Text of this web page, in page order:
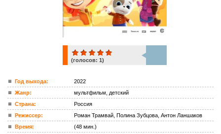
ком.
(голосов: 1)
Год выхода:
2022
Жанр:
мультфильм, детский
Страна:
Россия
Режиссер:
Роман Трамвай, Полина Зубцова, Антон Ланшаков
Время:
(48 мин.)